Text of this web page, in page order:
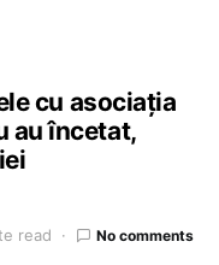
cu asociația
au încetat,
read No comments